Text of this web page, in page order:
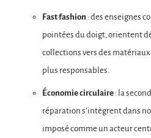
Fast fashion : des enseignes
pointées du doigt, orientent
collections vers des
plus responsables.
Économie circulaire : la
réparation s’intègrent dans
imposé comme un acteur